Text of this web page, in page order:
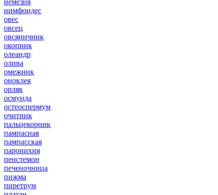
немезия
нимфоидес
овес
овсец
овсяничник
окопник
олеандр
олива
омежник
оноклея
орляк
осмунда
остеоспермум
очитник
пальцекорник
пампасная
пампасская
паронихия
пенстемон
печеночница
пижма
пиретрум